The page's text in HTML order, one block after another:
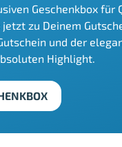
Geschenkbox für
zu Deinem
und der
Highlight.